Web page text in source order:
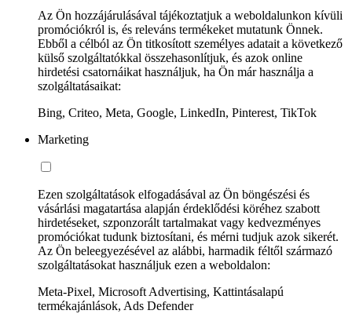
Az Ön hozzájárulásával tájékoztatjuk a weboldalunkon kívüli
promóciókról is, és releváns termékeket mutatunk Önnek.
Ebből a célból az Ön titkosított személyes adatait a következő
külső szolgáltatókkal összehasonlítjuk, és azok online
hirdetési csatornáikat használjuk, ha Ön már használja a
szolgáltatásaikat:
Bing, Criteo, Meta, Google, LinkedIn, Pinterest, TikTok
Marketing
Ezen szolgáltatások elfogadásával az Ön böngészési és
vásárlási magatartása alapján érdeklődési köréhez szabott
hirdetéseket, szponzorált tartalmakat vagy kedvezményes
promóciókat tudunk biztosítani, és mérni tudjuk azok sikerét.
Az Ön beleegyezésével az alábbi, harmadik féltől származó
szolgáltatásokat használjuk ezen a weboldalon:
Meta-Pixel, Microsoft Advertising, Kattintásalapú
termékajánlások, Ads Defender